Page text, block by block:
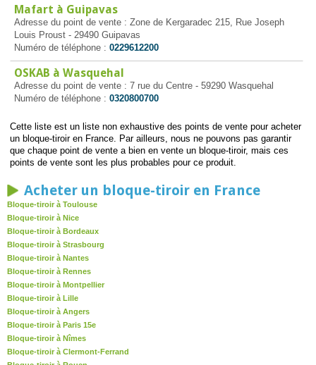
Mafart à Guipavas
Adresse du point de vente : Zone de Kergaradec 215, Rue Joseph
Louis Proust - 29490 Guipavas
Numéro de téléphone : 0229612200
OSKAB à Wasquehal
Adresse du point de vente : 7 rue du Centre - 59290 Wasquehal
Numéro de téléphone : 0320800700
Cette liste est un liste non exhaustive des points de vente pour acheter
un bloque-tiroir en France. Par ailleurs, nous ne pouvons pas garantir
que chaque point de vente a bien en vente un bloque-tiroir, mais ces
points de vente sont les plus probables pour ce produit.
Acheter un bloque-tiroir en France
Bloque-tiroir à Toulouse
Bloque-tiroir à Nice
Bloque-tiroir à Bordeaux
Bloque-tiroir à Strasbourg
Bloque-tiroir à Nantes
Bloque-tiroir à Rennes
Bloque-tiroir à Montpellier
Bloque-tiroir à Lille
Bloque-tiroir à Angers
Bloque-tiroir à Paris 15e
Bloque-tiroir à Nîmes
Bloque-tiroir à Clermont-Ferrand